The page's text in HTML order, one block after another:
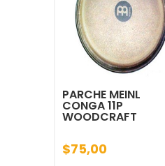
PARCHE MEINL
CONGA 11P
WOODCRAFT
$75,00